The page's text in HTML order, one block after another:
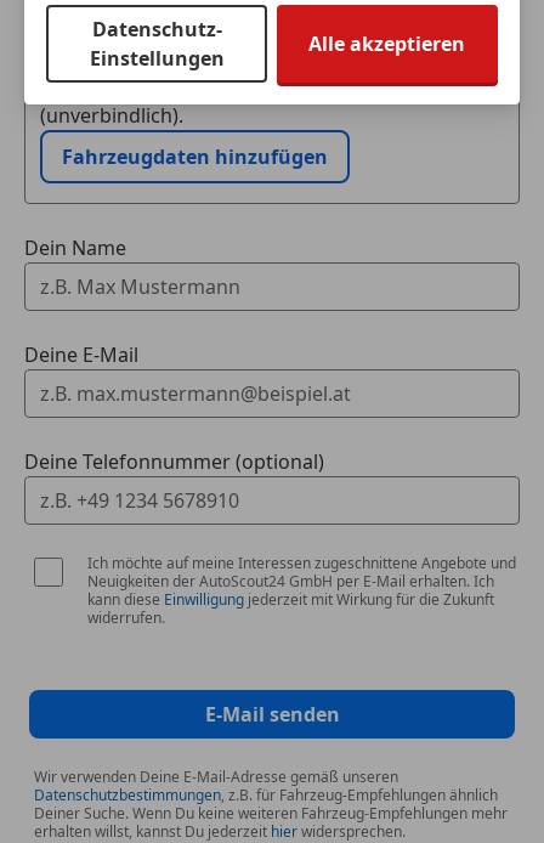
Ich möchte mein Auto in Zahlung geben
(unverbindlich).
Fahrzeugdaten hinzufügen
Dein Name
Deine E-Mail
Deine Telefonnummer (optional)
Ich möchte auf meine Interessen zugeschnittene Angebote und
Neuigkeiten der AutoScout24 GmbH per E-Mail erhalten. Ich
kann diese Einwilligung jederzeit mit Wirkung für die Zukunft
widerrufen.
E-Mail senden
Wir verwenden Deine E-Mail-Adresse gemäß unseren
Datenschutzbestimmungen, z.B. für Fahrzeug-Empfehlungen ähnlich
Deiner Suche. Wenn Du keine weiteren Fahrzeug-Empfehlungen mehr
erhalten willst, kannst Du jederzeit hierwidersprechen.
Datenschutz-
Einstellungen
Alle akzeptieren